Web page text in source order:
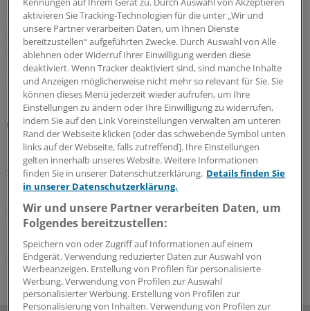
Rauchaerosole der Waldbrände in Südeuropa werden
einer Prognose nach bis nach Mitteleuropa
transportiert. Was bedeutet das für die Gesundheit
auch hierzulande und wer ist besonders gefährdet?
31.07.2026
Effekte der Klimaerwärmung
Hitze plus Waldbrandrauch erhöhen
kardiovaskuläre Mortalität
Treffen Hitzewellen und starke durch
Landschaftsbrände verursachte Luftverschmutzung
zusammen, steigt die kardiovaskuläre Sterblichkeit
deutlich an. Besonders ausgeprägt ist der Effekt bei
31.07.2026
aktivieren Sie Tracking-Technologien für die unter „Wir und
unsere Partner verarbeiten Daten, um Ihnen Dienste
bereitzustellen“ aufgeführten Zwecke. Durch Auswahl von Alle
ablehnen oder Widerruf Ihrer Einwilligung werden diese
deaktiviert. Wenn Tracker deaktiviert sind, sind manche Inhalte
und Anzeigen möglicherweise nicht mehr so relevant für Sie. Sie
können dieses Menü jederzeit wieder aufrufen, um Ihre
Einstellungen zu ändern oder Ihre Einwilligung zu widerrufen,
indem Sie auf den Link Voreinstellungen verwalten am unteren
Rand der Webseite klicken [oder das schwebende Symbol unten
links auf der Webseite, falls zutreffend]. Ihre Einstellungen
gelten innerhalb unseres Website. Weitere Informationen
finden Sie in unserer Datenschutzerklärung. Details finden Sie
in unserer Datenschutzerklärung.
Wir und unsere Partner verarbeiten Daten, um
Folgendes bereitzustellen:
Speichern von oder Zugriff auf Informationen auf einem
Endgerät. Verwendung reduzierter Daten zur Auswahl von
Werbeanzeigen. Erstellung von Profilen für personalisierte
Werbung. Verwendung von Profilen zur Auswahl
personalisierter Werbung. Erstellung von Profilen zur
Personalisierung von Inhalten. Verwendung von Profilen zur